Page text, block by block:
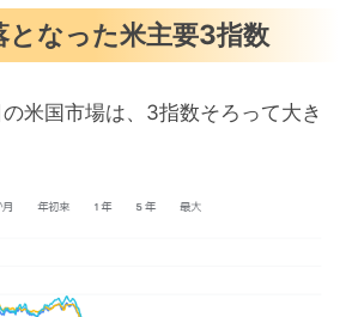
目決算
となった米主要3指数
米国市場は、3指数そろって大き